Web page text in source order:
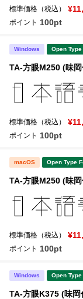
お気に入り
ご利用ガイド
よくあるご質問
お問い合わせ
江戸文
文字種類
価格帯
リセット
標準価格（税込）
ポイント 100pt
Windows Open Type
TA-方眼M250 (味
標準価格（税込）
ポイント 100pt
macOS Open Type
TA-方眼M250 (味
標準価格（税込）
ポイント 100pt
Windows Open Type
TA-方眼K375 (味岡